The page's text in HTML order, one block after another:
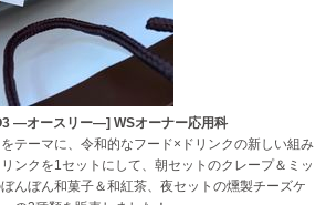
―オースリー―] WSオーナー応用科
をテーマに、令和的なフード×ドリンクの新しい組み
ンクを1セットにして、朝セットのクレープ＆ミッ
んぼん和菓子＆和紅茶、夜セットの燻製チーズケ